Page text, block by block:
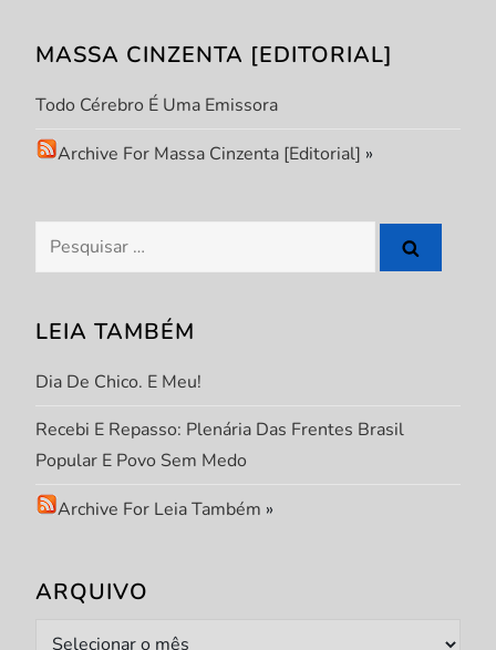
o
d
P
o
s
t
MASSA CINZENTA [EDITORIAL]
Todo Cérebro É Uma Emissora
Archive For Massa Cinzenta [Editorial] »
Pesquisar
por:
LEIA TAMBÉM
Dia De Chico. E Meu!
Recebi E Repasso: Plenária Das Frentes Brasil
Popular E Povo Sem Medo
Archive For Leia Também »
ARQUIVO
Arquivo